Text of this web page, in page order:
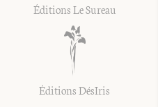
Éditions Le Sureau
Éditions DésIris